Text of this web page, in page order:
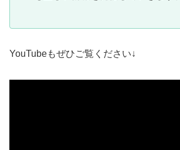
YouTubeもぜひご覧ください↓